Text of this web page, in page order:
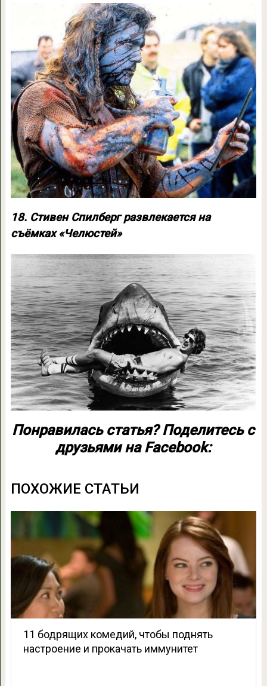
18. Стивен Спилберг развлекается на
съёмках «Челюстей»
Понравилась статья? Поделитесь с
друзьями на Facebook:
ПОХОЖИЕ СТАТЬИ
11 бодрящих комедий, чтобы поднять
настроение и прокачать иммунитет